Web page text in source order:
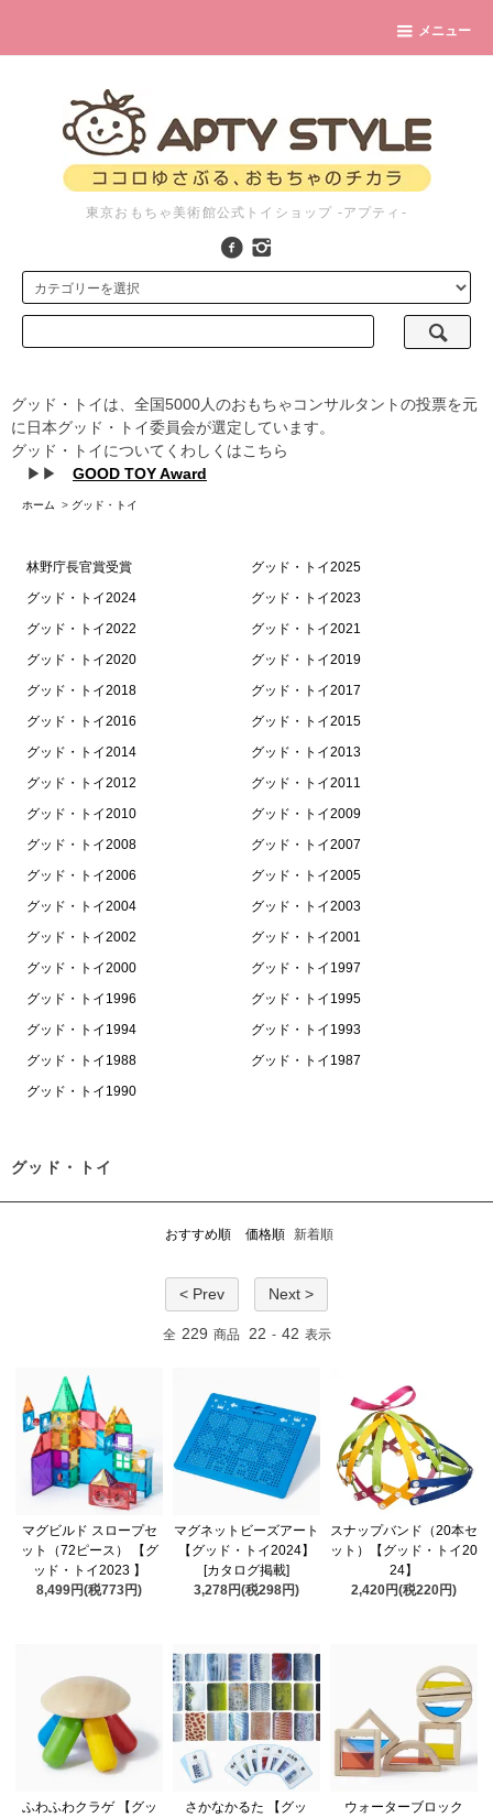
メニュー
東京おもちゃ美術館公式トイショップ -アプティ-
グッド・トイは、全国5000人のおもちゃコンサルタントの投票を元
に日本グッド・トイ委員会が選定しています。
グッド・トイについてくわしくはこちら
▶▶ GOOD TOY Award
ホーム > グッド・トイ
林野庁長官賞受賞
グッド・トイ2025
グッド・トイ2024
グッド・トイ2023
グッド・トイ2022
グッド・トイ2021
グッド・トイ2020
グッド・トイ2019
グッド・トイ2018
グッド・トイ2017
グッド・トイ2016
グッド・トイ2015
グッド・トイ2014
グッド・トイ2013
グッド・トイ2012
グッド・トイ2011
グッド・トイ2010
グッド・トイ2009
グッド・トイ2008
グッド・トイ2007
グッド・トイ2006
グッド・トイ2005
グッド・トイ2004
グッド・トイ2003
グッド・トイ2002
グッド・トイ2001
グッド・トイ2000
グッド・トイ1997
グッド・トイ1996
グッド・トイ1995
グッド・トイ1994
グッド・トイ1993
グッド・トイ1988
グッド・トイ1987
グッド・トイ1990
グッド・トイ
おすすめ順 価格順 新着順
< Prev Next >
全 229 商品 22 - 42 表示
マグビルド スロープセ
ット（72ピース） 【グ
ッド・トイ2023 】
8,499円(税773円)
マグネットビーズアート
【グッド・トイ2024】
[カタログ掲載]
3,278円(税298円)
スナップバンド（20本セ
ット）【グッド・トイ20
24】
2,420円(税220円)
ふわふわクラゲ 【グッ
さかなかるた 【グッ
ウォーターブロック